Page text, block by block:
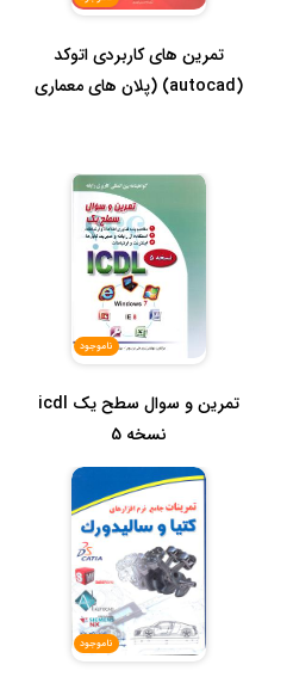
تمرین های کاربردی اتوکد
(autocad) (پلان های معماری
ناموجود
تمرین و سوال سطح یک icdl
نسخه 5
ناموجود